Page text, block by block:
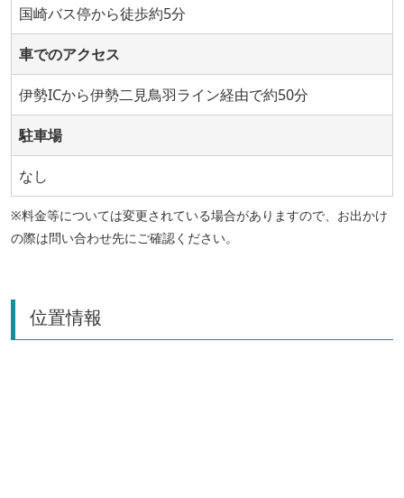
国崎バス停から徒歩約5分
車でのアクセス
伊勢ICから伊勢二見鳥羽ライン経由で約50分
駐車場
なし
※料金等については変更されている場合がありますので、お出かけ
の際は問い合わせ先にご確認ください。
位置情報